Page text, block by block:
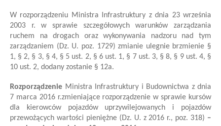
W rozporządzeniu Ministra Infrastruktury z dnia 23 września
2003 r. w sprawie szczegółowych warunków zarządzania
ruchem na drogach oraz wykonywania nadzoru nad tym
zarządzaniem (Dz. U. poz. 1729) zmianie ulegnie brzmienie §
1, § 2, § 3, § 4, § 5 ust. 2, § 6 ust. 1, § 7 ust. 3, § 8, § 9 ust. 4, §
10 ust. 2, dodany zostanie § 12a.
Rozporządzenie Ministra Infrastruktury i Budownictwa z dnia
7 marca 2016 r.zmieniające rozporządzenie w sprawie kursów
dla kierowców pojazdów uprzywilejowanych i pojazdów
przewożących wartości pieniężne(Dz. U. z 2016 r., poz. 318) –